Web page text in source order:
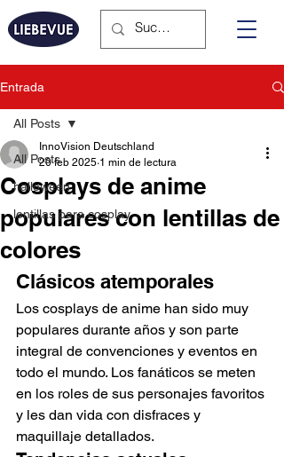
Entrada
All Posts
halloween
lentillas para cosplay
All Posts
Cosplays de anime
populares con lentillas de
colores
InnoVision Deutschland
20 feb 2025 1 min de lectura
Clásicos atemporales
Los cosplays de anime han sido muy
populares durante años y son parte
integral de convenciones y eventos en
todo el mundo. Los fanáticos se meten
en los roles de sus personajes favoritos
y les dan vida con disfraces y
maquillaje detallados.